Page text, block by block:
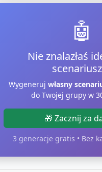
🤖
Nie znalazłaś
Wygeneruj własny
do Twojej grupy w
🎁 Zacznij za
3 generacje gratis • Bez